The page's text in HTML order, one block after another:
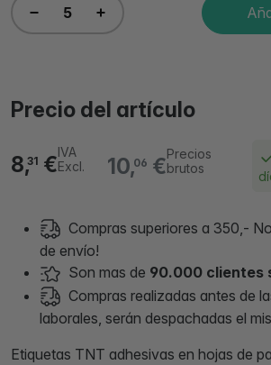
Precio del artículo
10,06 €Precios
brutos
8,31 €IVA
Excl.
Compras superiores a 350,-
de envío!
Son mas de 90.000 clientes
Compras realizadas antes de
laborales, serán despachadas el
Etiquetas TNT adhesivas en hojas de